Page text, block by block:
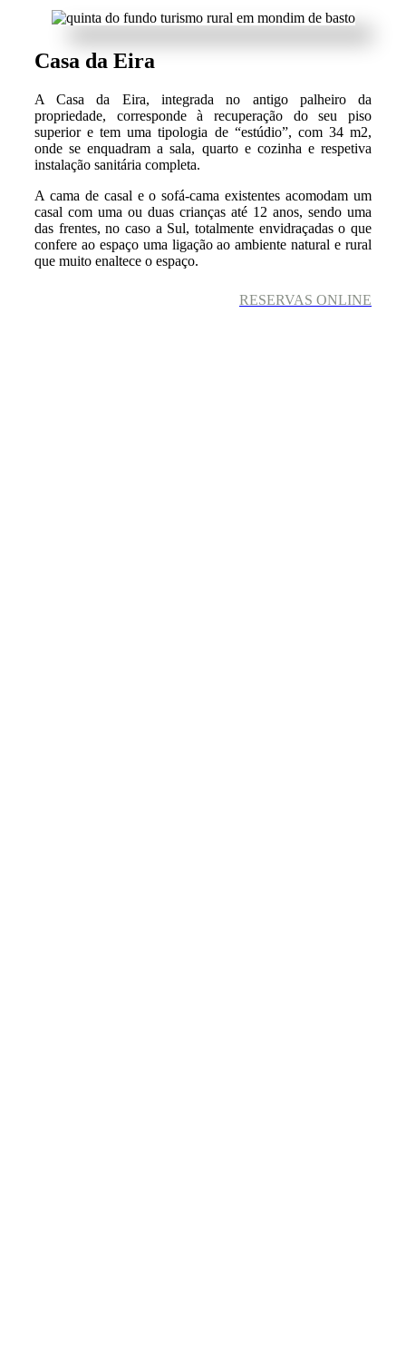
Casa da Eira
A Casa da Eira, integrada no antigo palheiro da
propriedade, corresponde à recuperação do seu piso
superior e tem uma tipologia de “estúdio”, com 34 m2,
onde se enquadram a sala, quarto e cozinha e respetiva
instalação sanitária completa.
A cama de casal e o sofá-cama existentes acomodam um
casal com uma ou duas crianças até 12 anos, sendo uma
das frentes, no caso a Sul, totalmente envidraçadas o que
confere ao espaço uma ligação ao ambiente natural e rural
que muito enaltece o espaço.
RESERVAS ONLINE